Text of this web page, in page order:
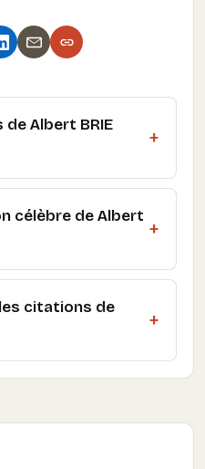
Albert BRIE
célèbre de Albert
citations de